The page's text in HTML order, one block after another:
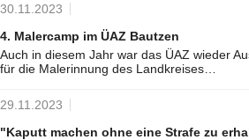
30.11.2023
4. Malercamp im ÜAZ Bautzen
Auch in diesem Jahr war das ÜAZ wieder
für die Malerinnung des Landkreises…
29.11.2023
"Kaputt machen ohne eine Strafe zu